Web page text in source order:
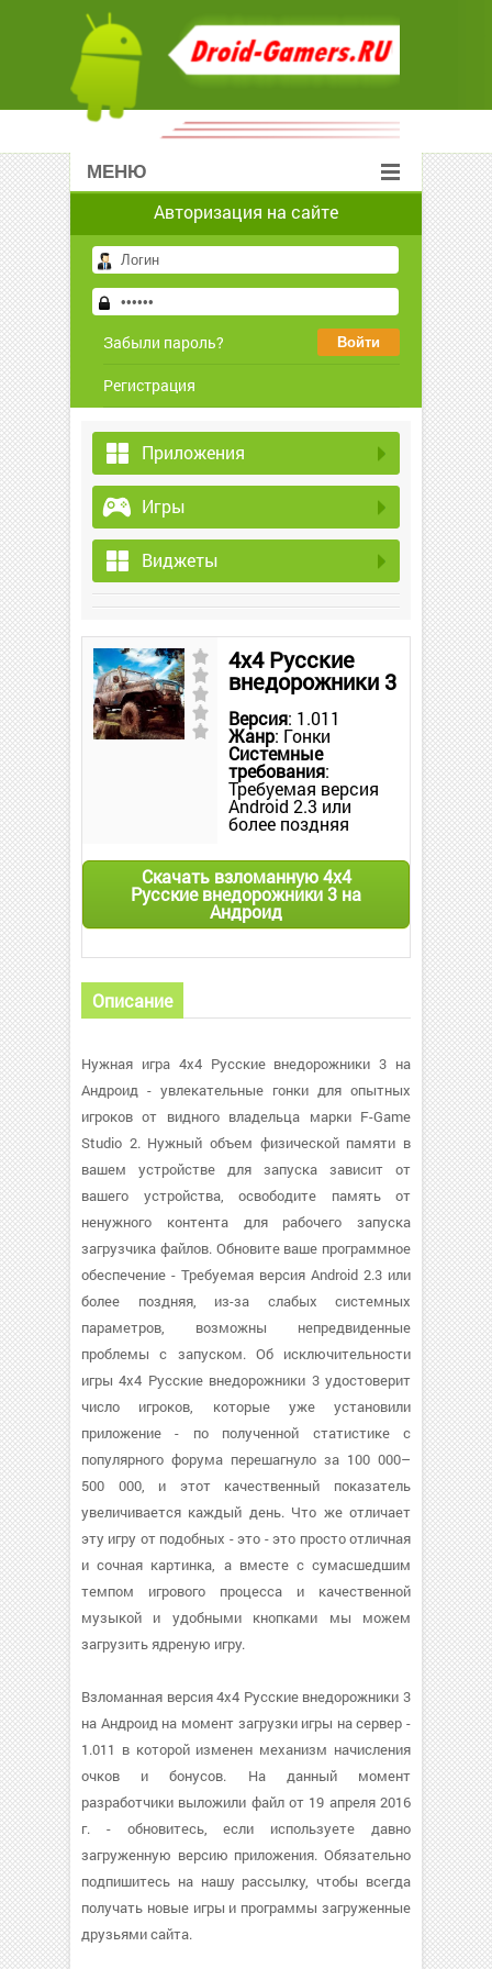
МЕНЮ
Авторизация на сайте
Забыли пароль?
Регистрация
Приложения
Игры
Виджеты
4х4 Русские
внедорожники 3
Версия: 1.011
Жанр: Гонки
Системные
требования:
Требуемая версия
Android 2.3 или
более поздняя
Скачать взломанную 4х4
Русские внедорожники 3 на
Андроид
Описание
Нужная игра 4х4 Русские внедорожники 3 на
Андроид - увлекательные гонки для опытных
игроков от видного владельца марки F-Game
Studio 2. Нужный объем физической памяти в
вашем устройстве для запуска зависит от
вашего устройства, освободите память от
ненужного контента для рабочего запуска
загрузчика файлов. Обновите ваше программное
обеспечение - Требуемая версия Android 2.3 или
более поздняя, из-за слабых системных
параметров, возможны непредвиденные
проблемы с запуском. Об исключительности
игры 4х4 Русские внедорожники 3 удостоверит
число игроков, которые уже установили
приложение - по полученной статистике с
популярного форума перешагнуло за 100 000–
500 000, и этот качественный показатель
увеличивается каждый день. Что же отличает
эту игру от подобных - это - это просто отличная
и сочная картинка, а вместе с сумасшедшим
темпом игрового процесса и качественной
музыкой и удобными кнопками мы можем
загрузить ядреную игру.
Взломанная версия 4х4 Русские внедорожники 3
на Андроид на момент загрузки игры на сервер -
1.011 в которой изменен механизм начисления
очков и бонусов. На данный момент
разработчики выложили файл от 19 апреля 2016
г. - обновитесь, если используете давно
загруженную версию приложения. Обязательно
подпишитесь на нашу рассылку, чтобы всегда
получать новые игры и программы загруженные
друзьями сайта.